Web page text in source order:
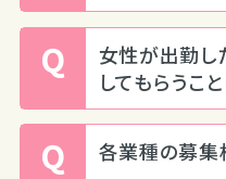
Q
女性が出勤し
してもらうこ
Q 各業種の募集